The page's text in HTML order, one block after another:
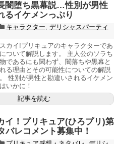
闇堕ち黒幕説…性別が男性
るイケメンっぷり
キャラクター, デリシャスパーティ
カイ!プリキュアのキャラクターであ
ついて解説します。 主人公のソラち
であるにも関わず、闇落ちや黒幕と
る理由とその可能性についての解説
性別が男性と勘違いされるイケメン
いかに！
記事を読む
イ！プリキュア(ひろプリ)第
バレコメント募集中！